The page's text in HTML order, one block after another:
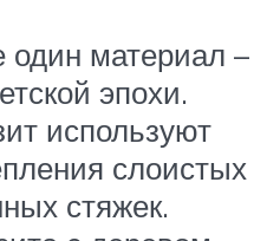
материал –
эпохи.
используют
слоистых
стяжек.